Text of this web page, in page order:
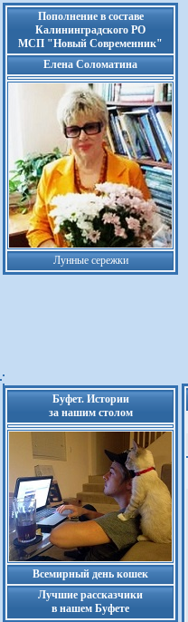
Пополнение в составе
Калининградского РО
МСП "Новый Современник"
Елена Соломатина
Лунные сережки
Буфет. Истории
за нашим столом
Всемирный день кошек
Лучшие рассказчики
в нашем Буфете